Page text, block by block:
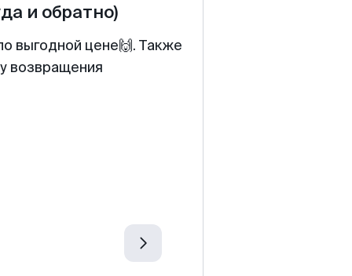
и обратно)
выгодной цене🙌. Также
возвращения